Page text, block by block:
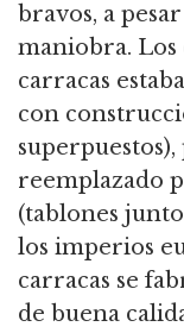
bravos, a
maniobra. Los
carracas
con
reemplazado
(tablones
los imperios
carracas se
de buena